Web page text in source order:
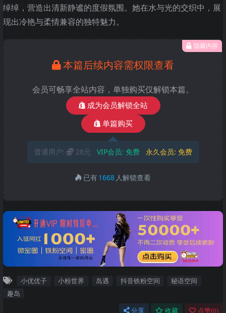
绰绰，营造出清新静谧的度假氛围。她在水与光的交织中，展
现出冷艳与柔情兼容的独特魅力。
隐藏内容
本篇后续内容需权限查看
会员可畅享全站内容，单独购买仅解锁本篇。
成为会员解锁全站
单篇购买
普通用户: 28元 VIP会员: 免费 永久会员: 免费
已有1668 人解锁查看
小优优子 小粉世界 岛遇 抖音铁粉空间
秘语空间
趣岛
分享 收藏 点赞(0)